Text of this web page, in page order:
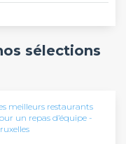
sélections
meilleurs restaurants
un repas d’équipe -